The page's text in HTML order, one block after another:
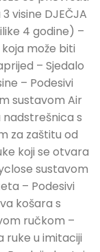
visine DJEČJA
4 godine) –
može biti
– Sjedalo
– Podesivi
sustavom Air
nadstrešnica s
za zaštitu od
koji se otvara
sustavom
– Podesivi
košara s
ručkom –
ruke u imitaciji